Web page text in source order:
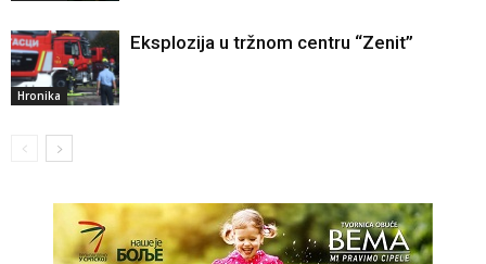
Hronika
Eksplozija u tržnom centru “Zenit”